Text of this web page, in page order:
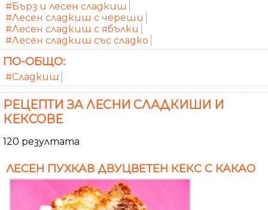
#Бърз и лесен сладкиш
#Лесен сладкиш с череши
#Лесен сладкиш с ябълки
#Лесен сладкиш със сладко
ПО-ОБЩО:
#Сладкиш
РЕЦЕПТИ ЗА ЛЕСНИ СЛАДКИШИ И
КЕКСОВЕ
120 резултата
ЛЕСЕН ПУХКАВ ДВУЦВЕТЕН КЕКС С КАКАО